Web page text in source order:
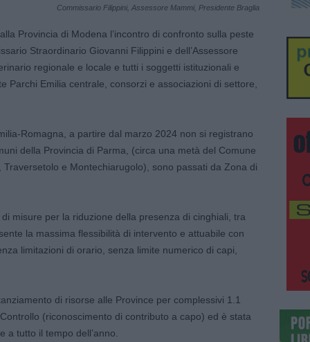
Commissario Filippini, Assessore Mammi, Presidente Braglia
Provincia di Modena l’incontro di confronto sulla peste
Straordinario Giovanni Filippini e dell’Assessore
regionale e locale e tutti i soggetti istituzionali e
Parchi Emilia centrale, consorzi e associazioni di settore,
Romagna, a partire dal marzo 2024 non si registrano
della Provincia di Parma, (circa una metà del Comune
e Montechiarugolo), sono passati da Zona di
misure per la riduzione della presenza di cinghiali, tra
la massima flessibilità di intervento e attuabile con
limitazioni di orario, senza limite numerico di capi,
di risorse alle Province per complessivi 1.1
(riconoscimento di contributo a capo) ed è stata
a tutto il tempo dell’anno.